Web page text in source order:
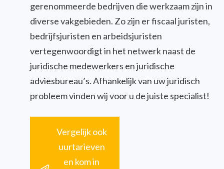
gerenommeerde bedrijven die werkzaam zijn in
diverse vakgebieden. Zo zijn er fiscaal juristen,
bedrijfsjuristen en arbeidsjuristen
vertegenwoordigt in het netwerk naast de
juridische medewerkers en juridische
adviesbureau’s. Afhankelijk van uw juridisch
probleem vinden wij voor u de juiste specialist!
Vergelijk ook
uurtarieven
en kom in